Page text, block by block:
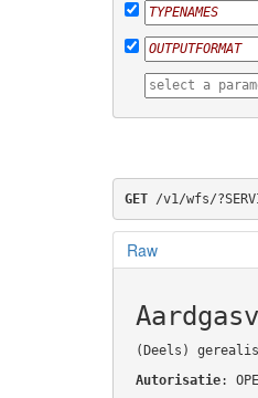
GET /v1/wfs/
Raw
(Deels)
Autorisatie: